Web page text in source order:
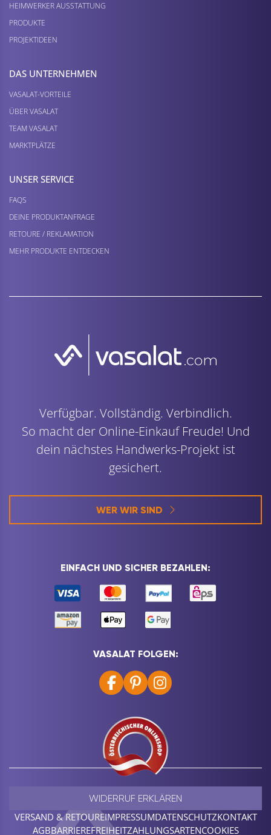
HEIMWERKER AUSSTATTUNG
PRODUKTE
PROJEKTIDEEN
DAS UNTERNEHMEN
VASALAT-VORTEILE
ÜBER VASALAT
TEAM VASALAT
MARKTPLÄTZE
UNSER SERVICE
FAQS
DEINE PRODUKTANFRAGE
RETOURE / REKLAMATION
MEHR PRODUKTE ENTDECKEN
Verfügbar. Vollständig. Verbindlich.
So macht der Online-Einkauf Freude! Und
dein nächstes Handwerks-Projekt ist
gesichert.
WER WIR SIND
EINFACH UND SICHER BEZAHLEN:
VASALAT FOLGEN:
VERSAND & RETOUREIMPRESSUMDATENSCHUTZKONTAKT
AGBBARRIEREFREIHEITZAHLUNGSARTENCOOKIES
WIDERRUF ERKLÄREN